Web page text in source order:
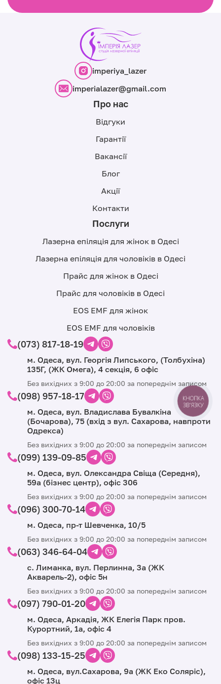
imperiya_lazer
imperialazer@gmail.com
Про нас
Відгуки
Гарантії
Вакансії
Блог
Акції
Контакти
Послуги
Лазерна епіляція для жінок в Одесі
Лазерна епіляція для чоловіків в Одесі
Прайс для жінок в Одесі
Прайс для чоловіків в Одесі
EOS EMF для жінок
EOS EMF для чоловіків
(073) 817-18-19
м. Одеса, вул. Георгія Липського, (Толбухіна)
135Г, (ЖК Омега), 4 секція, 6 офіс
Без вихідних з 9:00 до 20:00 за попереднім записом
(098) 957-18-17
м. Одеса, вул. Владислава Бувалкіна
(Бочарова), 75 (вхід з вул. Сахарова, навпроти
Одрекса)
Без вихідних з 9:00 до 20:00 за попереднім записом
(099) 139-09-85
м. Одеса, вул. Олександра Свіща (Середня),
59а (бізнес центр), офіс 306
Без вихідних з 9:00 до 20:00 за попереднім записом
(096) 300-70-14
м. Одеса, пр-т Шевченка, 10/5
Без вихідних з 9:00 до 20:00 за попереднім записом
(063) 346-64-04
с. Лиманка, вул. Перлинна, 3а (ЖК
Акварель-2), офіс 5н
Без вихідних з 9:00 до 20:00 за попереднім записом
(097) 790-01-20
м. Одеса, Аркадія, ЖК Елегія Парк пров.
Курортний, 1а, офіс 4
Без вихідних з 9:00 до 20:00 за попереднім записом
(098) 133-15-25
м. Одеса, вул.Сахарова, 9а (ЖК Еко Соляріс),
офіс 13ц
КНОПКА
ЗВ'ЯЗКУ